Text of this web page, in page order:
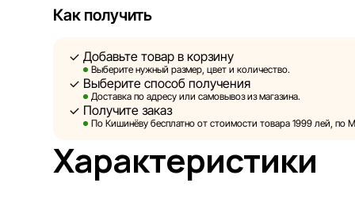
технических ошибок или сбоев. Мы также не
быть размещены на нашем сайте.
Sportlandia оставляет за собой право в
предварительного уведомления вносить
и потребительские свойства товаров.
информация о товарах предоставляется в
Как получить
Добавьте товар в корзину
Выберите нужный размер, цвет и количество.
Выберите способ получения
Доставка по адресу или самовывоз из магазина.
Получите заказ
По Кишинёву бесплатно от стоимости товара 1999 лей, по
Характеристики